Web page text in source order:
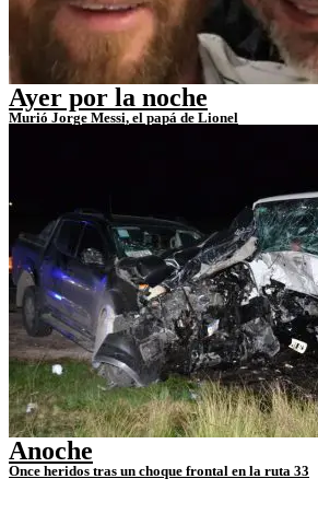
Ayer por la noche
Murió Jorge Messi, el papá de Lionel
Anoche
Once heridos tras un choque frontal en la ruta 33